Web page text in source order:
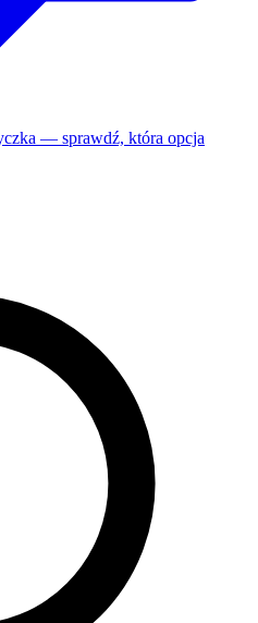
— sprawdź, która opcja